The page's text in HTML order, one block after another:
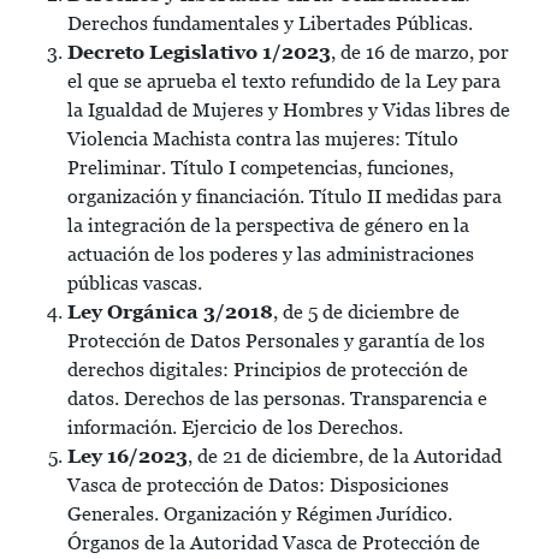
Derechos fundamentales y Libertades Públicas.
Decreto Legislativo 1/2023, de 16 de marzo, por
el que se aprueba el texto refundido de la Ley para
la Igualdad de Mujeres y Hombres y Vidas libres de
Violencia Machista contra las mujeres: Título
Preliminar. Título I competencias, funciones,
organización y financiación. Título II medidas para
la integración de la perspectiva de género en la
actuación de los poderes y las administraciones
públicas vascas.
Ley Orgánica 3/2018, de 5 de diciembre de
Protección de Datos Personales y garantía de los
derechos digitales: Principios de protección de
datos. Derechos de las personas. Transparencia e
información. Ejercicio de los Derechos.
Ley 16/2023, de 21 de diciembre, de la Autoridad
Vasca de protección de Datos: Disposiciones
Generales. Organización y Régimen Jurídico.
Órganos de la Autoridad Vasca de Protección de